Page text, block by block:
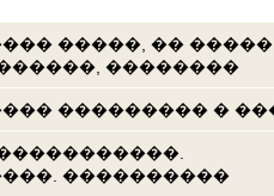
�����, ��
��������
��������� �
����������